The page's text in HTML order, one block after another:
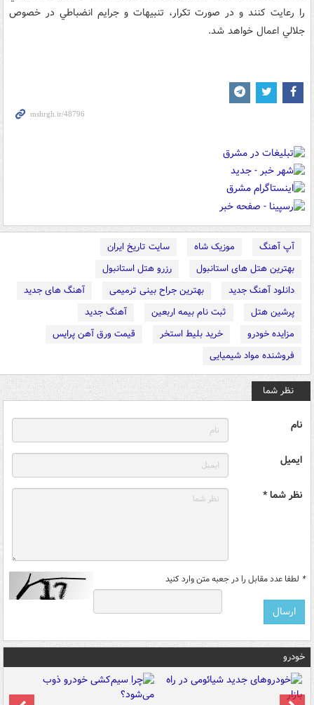
را رعايت کنند و در صورت تکرار، تنبيهات و جرايم انضباطي در خصوص
جلالي اعمال خواهد شد.
آپ آهنگ موزیک شاه
سایت تاریخ ایران
بهترین هتل های استانبول
رزرو هتل استانبول
دانلود آهنگ جدید
بهترین جراح بینی ترمیمی
آهنگ های جدید
پرشین هتل
ثبت نام بیمه اربعین
آهنگ جدید
مزایده خودرو
خرید بلیط استخر
قیمت ورق آهن پرایس
فروشنده مواد شیمیایی
نظر شما
نام
ایمیل
نظر شما *
* لطفا عدد مقابل را در جعبه متن وارد کنید
خودرو